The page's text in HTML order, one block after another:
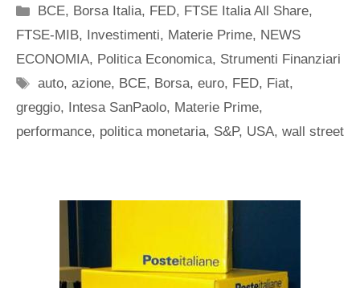
Categorie
BCE, Borsa Italia, FED, FTSE Italia All Share,
FTSE-MIB, Investimenti, Materie Prime, NEWS
ECONOMIA, Politica Economica, Strumenti Finanziari
Tag
auto,azione, BCE, Borsa,euro, FED, Fiat,
greggio, Intesa SanPaolo, Materie Prime,
performance, politica monetaria, S&P, USA, wall street